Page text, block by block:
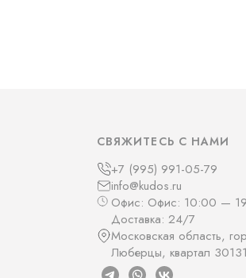
СВЯЖИТЕСЬ С НАМИ
+7 (995) 991-05-79
info@kudos.ru
Офис: Офис: 10:00 —
Доставка: 24/7
Московская область,
Люберцы, квартал